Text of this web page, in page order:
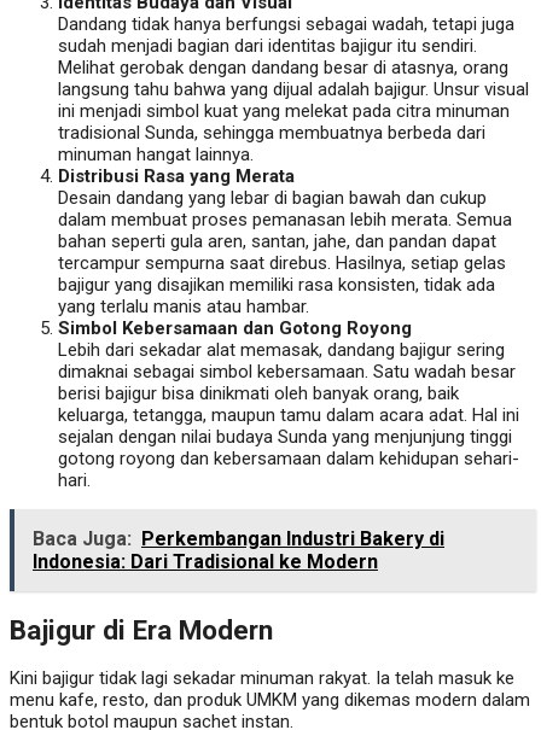
Dandang tidak hanya berfungsi sebagai wadah, tetapi juga
sudah menjadi bagian dari identitas bajigur itu sendiri.
Melihat gerobak dengan dandang besar di atasnya, orang
langsung tahu bahwa yang dijual adalah bajigur. Unsur visual
ini menjadi simbol kuat yang melekat pada citra minuman
tradisional Sunda, sehingga membuatnya berbeda dari
minuman hangat lainnya.
Distribusi Rasa yang Merata
Desain dandang yang lebar di bagian bawah dan cukup
dalam membuat proses pemanasan lebih merata. Semua
bahan seperti gula aren, santan, jahe, dan pandan dapat
tercampur sempurna saat direbus. Hasilnya, setiap gelas
bajigur yang disajikan memiliki rasa konsisten, tidak ada
yang terlalu manis atau hambar.
Simbol Kebersamaan dan Gotong Royong
Lebih dari sekadar alat memasak, dandang bajigur sering
dimaknai sebagai simbol kebersamaan. Satu wadah besar
berisi bajigur bisa dinikmati oleh banyak orang, baik
keluarga, tetangga, maupun tamu dalam acara adat. Hal ini
sejalan dengan nilai budaya Sunda yang menjunjung tinggi
gotong royong dan kebersamaan dalam kehidupan sehari-
hari.
Baca Juga: Perkembangan Industri Bakery di
Indonesia: Dari Tradisional ke Modern
Bajigur di Era Modern
Kini bajigur tidak lagi sekadar minuman rakyat. Ia telah masuk ke
menu kafe, resto, dan produk UMKM yang dikemas modern dalam
bentuk botol maupun sachet instan.